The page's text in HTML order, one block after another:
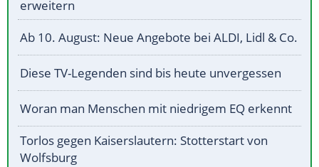
erweitern
Ab 10. August: Neue Angebote bei ALDI, Lidl & Co.
Diese TV-Legenden sind bis heute unvergessen
Woran man Menschen mit niedrigem EQ erkennt
Torlos gegen Kaiserslautern: Stotterstart von
Wolfsburg